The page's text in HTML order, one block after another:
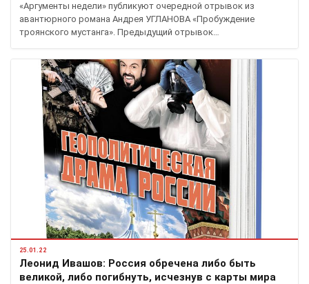
«Аргументы не­дели» публикуют очередной отрывок из
авантюрного романа Андрея УГЛАНОВА «Пробуждение
троянского мустанга». Предыдущий отрывок…
25.01.22
Леонид Ивашов: Россия обречена либо быть
великой, либо погибнуть, исчезнув с карты мира